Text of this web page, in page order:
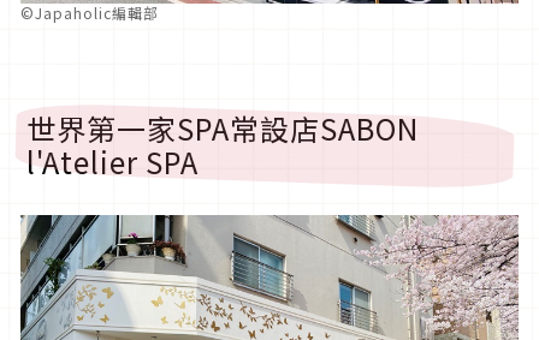
©️Japaholic編輯部
世界第一家SPA常設店SABON
l'Atelier SPA